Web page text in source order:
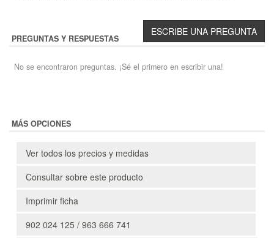
PREGUNTAS Y RESPUESTAS
No se encontraron preguntas. ¡Sé el primero en escribir una!
MÁS OPCIONES
Ver todos los precios y medidas
Consultar sobre este producto
Imprimir ficha
902 024 125 / 963 666 741